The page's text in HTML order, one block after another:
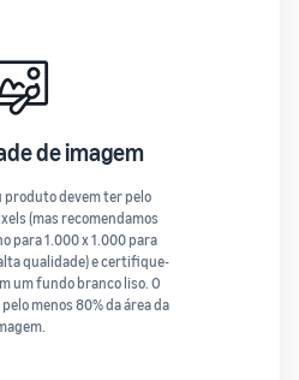
de imagem
produto devem ter pelo
(mas recomendamos
para 1.000 x 1.000 para
qualidade) e certifique-
um fundo branco liso. O
menos 80% da área da